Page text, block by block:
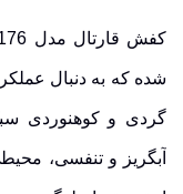
شده که به دنبال
گردی و کوهنوردی
آبگریز وتنفسی،